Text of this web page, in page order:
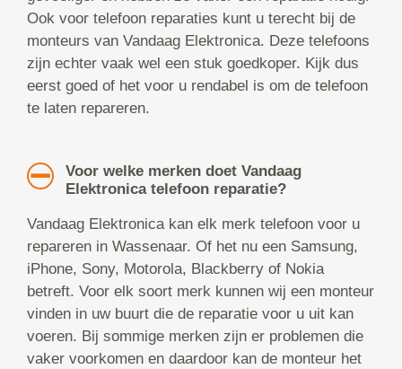
Ook voor telefoon reparaties kunt u terecht bij de
monteurs van Vandaag Elektronica. Deze telefoons
zijn echter vaak wel een stuk goedkoper. Kijk dus
eerst goed of het voor u rendabel is om de telefoon
te laten repareren.
Voor welke merken doet Vandaag
Elektronica telefoon reparatie?
Vandaag Elektronica kan elk merk telefoon voor u
repareren in Wassenaar. Of het nu een Samsung,
iPhone, Sony, Motorola, Blackberry of Nokia
betreft. Voor elk soort merk kunnen wij een monteur
vinden in uw buurt die de reparatie voor u uit kan
voeren. Bij sommige merken zijn er problemen die
vaker voorkomen en daardoor kan de monteur het